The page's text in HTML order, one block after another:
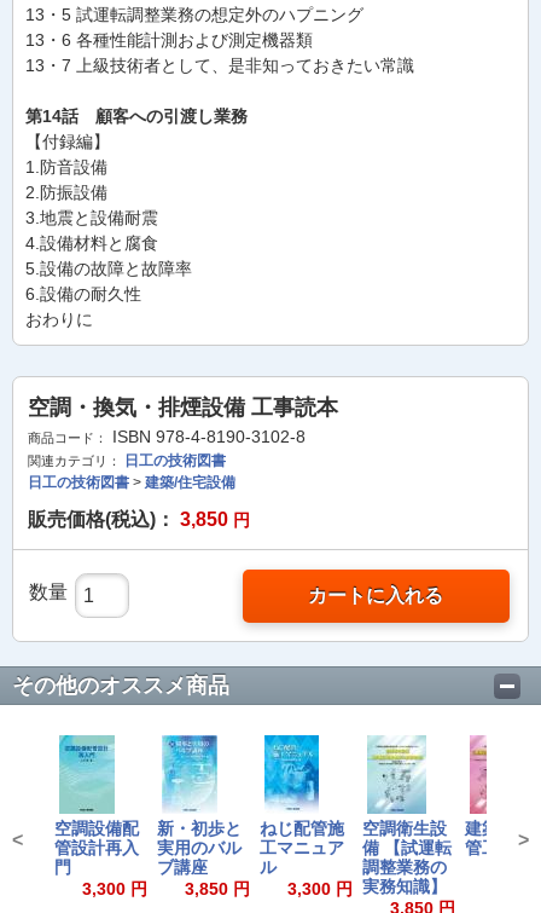
13・5 試運転調整業務の想定外のハプニング
13・6 各種性能計測および測定機器類
13・7 上級技術者として、是非知っておきたい常識
第14話 顧客への引渡し業務
【付録編】
1.防音設備
2.防振設備
3.地震と設備耐震
4.設備材料と腐食
5.設備の故障と故障率
6.設備の耐久性
おわりに
空調・換気・排煙設備 工事読本
商品コード： ISBN 978-4-8190-3102-8
関連カテゴリ：
日工の技術図書
日工の技術図書 > 建築/住宅設備
販売価格(税込)： 3,850 円
数量 カートに入れる
その他のオススメ商品
空調設備配
管設計再入
門
3,300 円
新・初歩と
実用のバル
ブ講座
3,850 円
ねじ配管施
工マニュア
ル
3,300 円
空調衛生設
備 【試運転
調整業務の
実務知識】
3,850 円
建築設備
管工事読
< >